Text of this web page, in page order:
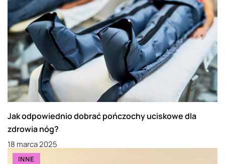
Jak odpowiednio dobrać pończochy uciskowe dla
zdrowia nóg?
18 marca 2025
INNE